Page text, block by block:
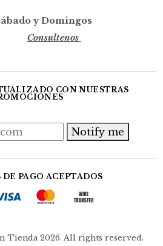
y Domingos
Consultenos
CON NUESTRAS
Notify me
PAGO ACEPTADOS
Tienda 2026. All rights reserved.